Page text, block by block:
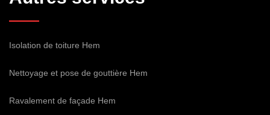
Isolation de toiture Hem
Nettoyage et pose de gouttière Hem
Ravalement de façade Hem